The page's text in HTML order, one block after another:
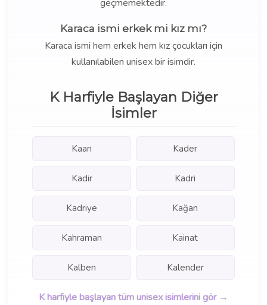
geçmemektedir.
Karaca ismi erkek mi kız mı?
Karaca ismi hem erkek hem kız çocukları için
kullanılabilen unisex bir isimdir.
K Harfiyle Başlayan Diğer
İsimler
Kaan Kader
Kadir Kadri
Kadriye Kağan
Kahraman Kainat
Kalben Kalender
K harfiyle başlayan tüm unisex isimlerini gör →